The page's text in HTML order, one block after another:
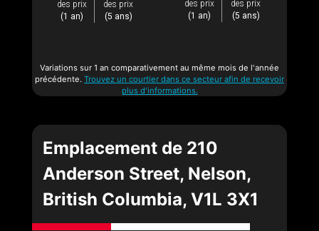
des prix
(1 an)
des prix
(5 ans)
des prix
(1 an)
des prix
(5 ans)
Variations sur 1 an comparativement au même mois de l'année
précédente. Trouvez un courtier dans ce secteur afin de recevoir
plus d'informations.
Emplacement de 210
Anderson Street, Nelson,
British Columbia, V1L 3X1